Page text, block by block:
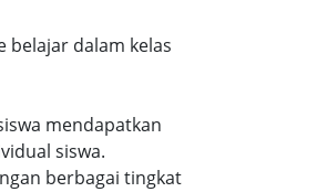
belajar dalam kelas
mendapatkan
siswa.
berbagai tingkat